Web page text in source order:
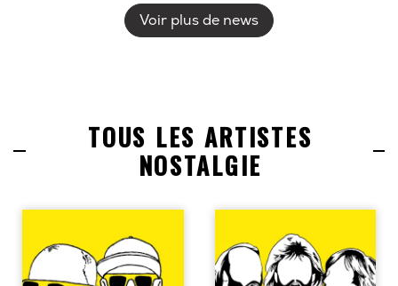
Voir plus de news
TOUS LES ARTISTES
NOSTALGIE